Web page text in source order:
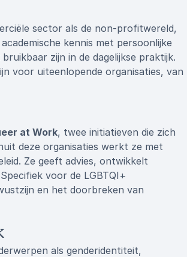
sector als de non-profitwereld,
kennis met persoonlijke
zijn in de dagelijkse praktijk.
voor uiteenlopende organisaties, van
at Work, twee initiatieven die zich
deze organisaties werkt ze met
Ze geeft advies, ontwikkelt
voor de LGBTQI+
en het doorbreken van
als genderidentiteit,